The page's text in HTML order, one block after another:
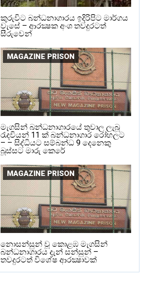
කුරුවිට බන්ධනාගාරය ඉදිරිපිට මාර්ගය
වැසේ – ආරක්‍ෂක අංශ තවදුරටත්
සීරුවෙන්
MAGAZINE PRISON
මැගසින් බන්ධනාගාරයේ තුවාල ලැබූ
රැදවියන් 11 ක් බන්ධනාගාර රෝහලට
– – සිද්ධියට සම්බන්ධ 9 දෙනෙකු
බූස්සට මාරු කෙරේ
MAGAZINE PRISON
නොසන්සුන් වූ කොළඹ මැගසින්
බන්ධනාගාරය දැන් සන්සුන් –
තවදුරටත් විශේෂ ආරක්‍ෂාවක්